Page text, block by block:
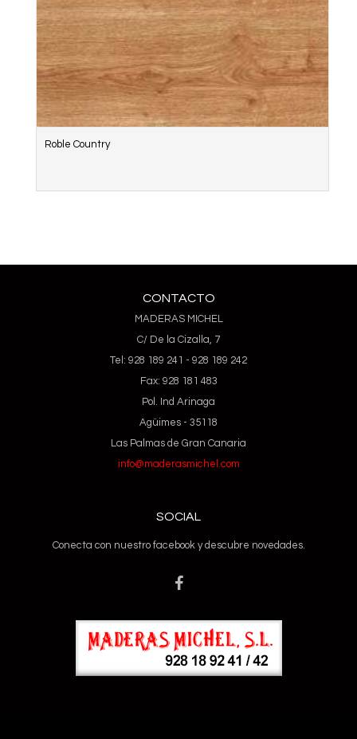
Roble Country
CONTACTO
MADERAS MICHEL
C/ De la Cizalla, 7
Tel: 928 189 241 - 928 189 242
Fax: 928 181 483
Pol. Ind Arinaga
Agüimes - 35118
Las Palmas de Gran Canaria
info@maderasmichel.com
SOCIAL
Conecta con nuestro facebook y descubre novedades.